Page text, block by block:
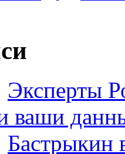
Эксперты
ваши
Бастрыкин